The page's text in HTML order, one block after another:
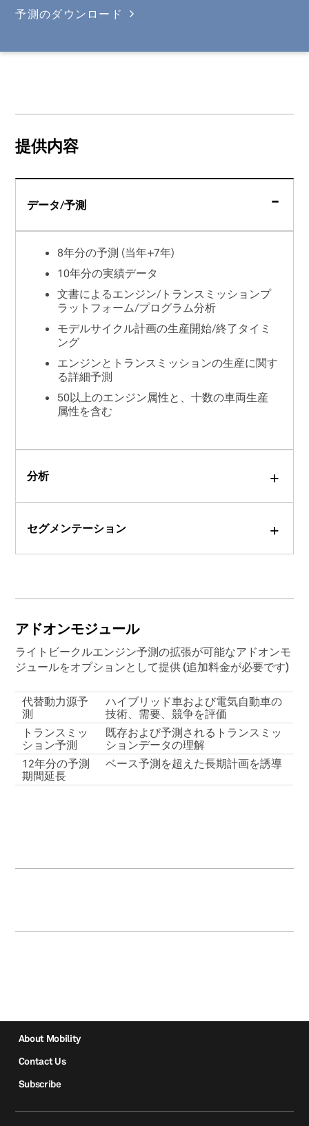
予測のダウンロード
提供内容
データ/予測
8年分の予測 (当年+7年)
10年分の実績データ
文書によるエンジン/トランスミッションプ
ラットフォーム/プログラム分析
モデルサイクル計画の生産開始/終了タイミ
ング
エンジンとトランスミッションの生産に関す
る詳細予測
50以上のエンジン属性と、十数の車両生産
属性を含む
分析
セグメンテーション
アドオンモジュール
ライトビークルエンジン予測の拡張が可能なアドオンモ
ジュールをオプションとして提供 (追加料金が必要です)
代替動力源予
測
ハイブリッド車および電気自動車の
技術、需要、競争を評価
トランスミッ
ション予測
既存および予測されるトランスミッ
ションデータの理解
12年分の予測
期間延長
ベース予測を超えた長期計画を誘導
About Mobility
Contact Us
Subscribe